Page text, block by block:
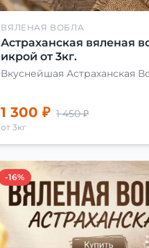
ВЯЛЕНАЯ ВОБЛА
Астраханская вяленая
икрой от 3кг.
Вкуснейшая Астраханская
1 300 ₽ 1 450 ₽
от 3кг
-16%